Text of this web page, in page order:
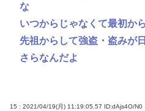
な
いつからじゃなくて最初から
先祖からして強盗・盗みが
さらなんだよ
15 : 2021/04/19(月) 11:19:05.57 ID:dAjs4O/N0